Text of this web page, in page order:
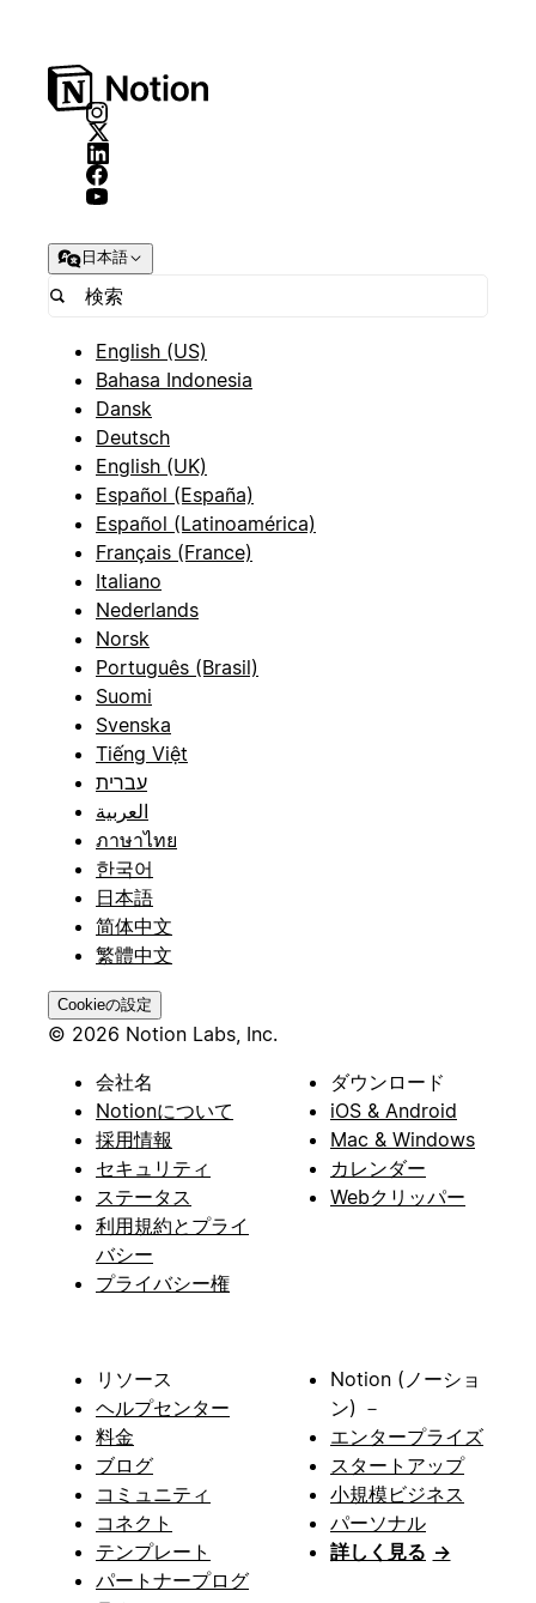
日本語
English (US)
Bahasa Indonesia
Dansk
Deutsch
English (UK)
Español (España)
Español (Latinoamérica)
Français (France)
Italiano
Nederlands
Norsk
Português (Brasil)
Suomi
Svenska
Tiếng Việt
עברית
العربية
ภาษาไทย
한국어
日本語
简体中文
繁體中文
Cookieの設定
© 2026 Notion Labs, Inc.
会社名
Notionについて
採用情報
セキュリティ
ステータス
利用規約とプライ
バシー
プライバシー権
ダウンロード
iOS & Android
Mac & Windows
カレンダー
Webクリッパー
リソース
ヘルプセンター
料金
ブログ
コミュニティ
コネクト
テンプレート
パートナープログ
Notion (ノーショ
ン) －
エンタープライズ
スタートアップ
小規模ビジネス
パーソナル
詳しく見る →